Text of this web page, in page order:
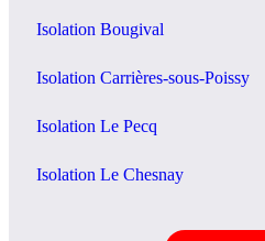
Isolation Bougival
Isolation Carrières-sous-Poissy
Isolation Le Pecq
Isolation Le Chesnay